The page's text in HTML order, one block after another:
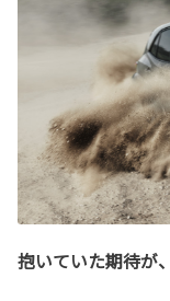
抱いていた期待が